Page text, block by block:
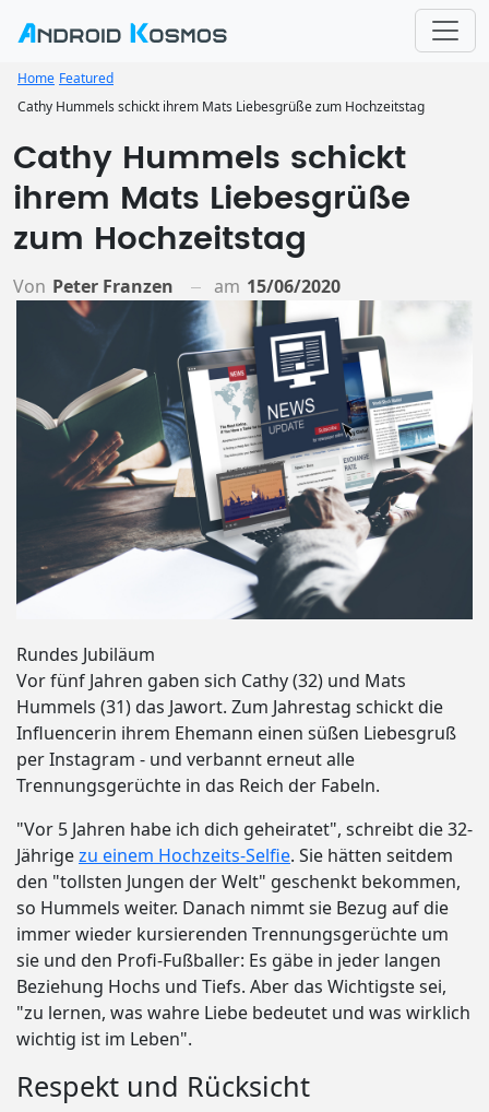
Home Featured
Cathy Hummels schickt ihrem Mats Liebesgrüße zum Hochzeitstag
Cathy Hummels schickt
ihrem Mats Liebesgrüße
zum Hochzeitstag
Von Peter Franzen am 15/06/2020
Rundes Jubiläum
Vor fünf Jahren gaben sich Cathy (32) und Mats
Hummels (31) das Jawort. Zum Jahrestag schickt die
Influencerin ihrem Ehemann einen süßen Liebesgruß
per Instagram - und verbannt erneut alle
Trennungsgerüchte in das Reich der Fabeln.
"Vor 5 Jahren habe ich dich geheiratet", schreibt die 32-
Jährigezu einem Hochzeits-Selfie. Sie hätten seitdem
den "tollsten Jungen der Welt" geschenkt bekommen,
so Hummels weiter. Danach nimmt sie Bezug auf die
immer wieder kursierenden Trennungsgerüchte um
sie und den Profi-Fußballer: Es gäbe in jeder langen
Beziehung Hochs und Tiefs. Aber das Wichtigste sei,
"zu lernen, was wahre Liebe bedeutet und was wirklich
wichtig ist im Leben".
Respekt und Rücksicht